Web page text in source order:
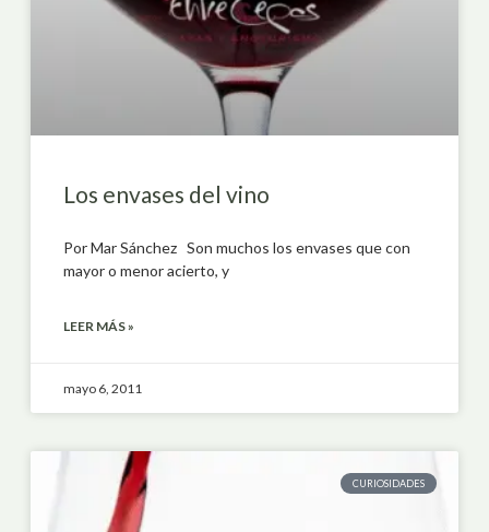
Los envases del vino
Por Mar Sánchez Son muchos los envases que con
mayor o menor acierto, y
LEER MÁS »
mayo 6, 2011
CURIOSIDADES